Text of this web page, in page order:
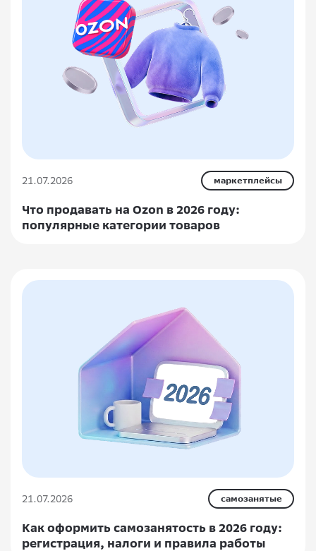
21.07.2026 маркетплейсы
Что продавать на Ozon в 2026 году:
популярные категории товаров
21.07.2026 самозанятые
Как оформить самозанятость в 2026 году:
регистрация, налоги и правила работы